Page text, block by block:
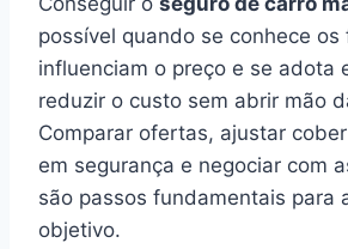
possível quando se conhece os
influenciam o preço e se adota
reduzir o custo sem abrir mão
Comparar ofertas, ajustar
em segurança e negociar com
são passos fundamentais para
objetivo.